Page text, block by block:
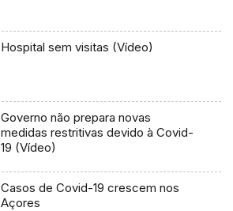
Hospital sem visitas (Vídeo)
Governo não prepara novas
medidas restritivas devido à Covid-
19 (Vídeo)
Casos de Covid-19 crescem nos
Açores